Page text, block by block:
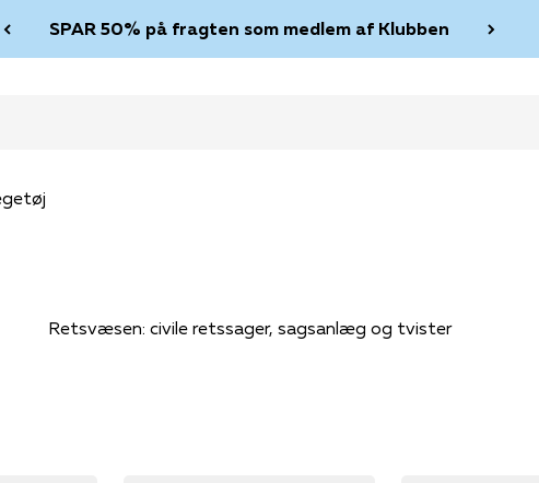
SPAR 50% på fragten som medlem af Klubben
Retsvæsen: civile retssager, sagsanlæg og tvister